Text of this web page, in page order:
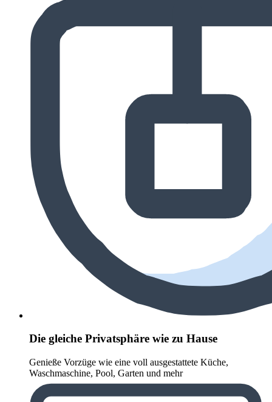
Die gleiche Privatsphäre wie zu Hause
Genieße Vorzüge wie eine voll ausgestattete Küche,
Waschmaschine, Pool, Garten und mehr